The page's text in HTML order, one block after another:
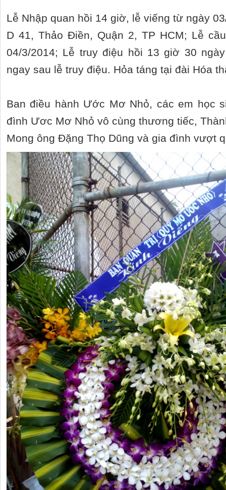
Lễ Nhập quan hồi 14 giờ, lễ viếng từ ngày
D 41, Thảo Điền, Quận 2, TP HCM; Lễ
04/3/2014; Lễ truy điệu hồi 13 giờ 30
ngay sau lễ truy điệu. Hỏa táng tại đài Hóa
Ban điều hành Ước Mơ Nhỏ, các em học
đình Ươc Mơ Nhỏ vô cùng thương tiếc,
Mong ông Đặng Thọ Dũng và gia đình vượt